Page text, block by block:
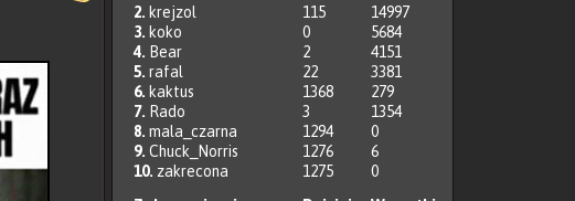
2. krejzol 115
14997
3. koko 0
5684
4. Bear 2
4151
5. rafal 22
3381
6. kaktus 1368
279
7. Rado 3
1354
8. mala_czarna 1294
0
9. Chuck_Norris 1276
6
10. zakrecona 1275
0